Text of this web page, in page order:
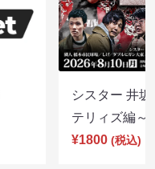
シスター 井
テリィズ編
¥1800 (税込)